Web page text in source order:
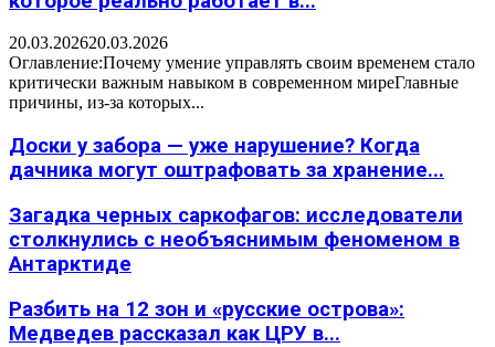
20.03.202620.03.2026
Оглавление:Почему умение управлять своим временем стало
критически важным навыком в современном миреГлавные
причины, из-за которых...
Доски у забора — уже нарушение? Когда
дачника могут оштрафовать за хранение...
Загадка черных саркофагов: исследователи
столкнулись с необъяснимым феноменом в
Антарктиде
Разбить на 12 зон и «русские острова»:
Медведев рассказал как ЦРУ в...